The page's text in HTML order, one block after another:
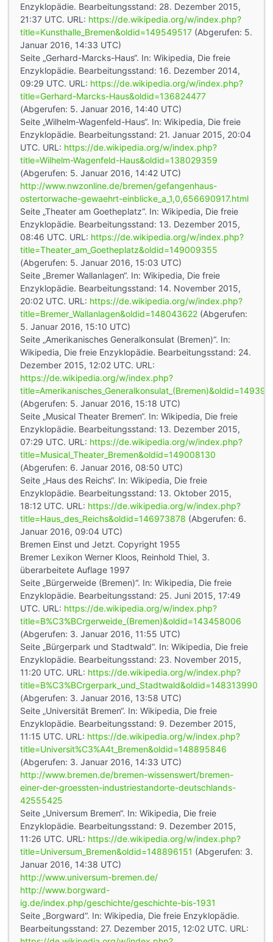
Enzyklopädie. Bearbeitungsstand: 28. Dezember 2015,
21:37 UTC. URL: https://de.wikipedia.org/w/index.php?
title=Kunsthalle_Bremen&oldid=149549517 (Abgerufen: 5.
Januar 2016, 14:33 UTC)
Seite „Gerhard-Marcks-Haus“. In: Wikipedia, Die freie
Enzyklopädie. Bearbeitungsstand: 16. Dezember 2014,
09:29 UTC. URL: https://de.wikipedia.org/w/index.php?
title=Gerhard-Marcks-Haus&oldid=136824477
(Abgerufen: 5. Januar 2016, 14:40 UTC)
Seite „Wilhelm-Wagenfeld-Haus“. In: Wikipedia, Die freie
Enzyklopädie. Bearbeitungsstand: 21. Januar 2015, 20:04
UTC. URL: https://de.wikipedia.org/w/index.php?
title=Wilhelm-Wagenfeld-Haus&oldid=138029359
(Abgerufen: 5. Januar 2016, 14:42 UTC)
http://www.nwzonline.de/bremen/gefangenhaus-
ostertorwache-gewaehrt-einblicke_a_1,0,656690917.html
Seite „Theater am Goetheplatz“. In: Wikipedia, Die freie
Enzyklopädie. Bearbeitungsstand: 13. Dezember 2015,
08:46 UTC. URL: https://de.wikipedia.org/w/index.php?
title=Theater_am_Goetheplatz&oldid=149009355
(Abgerufen: 5. Januar 2016, 15:03 UTC)
Seite „Bremer Wallanlagen“. In: Wikipedia, Die freie
Enzyklopädie. Bearbeitungsstand: 14. November 2015,
20:02 UTC. URL: https://de.wikipedia.org/w/index.php?
title=Bremer_Wallanlagen&oldid=148043622 (Abgerufen:
5. Januar 2016, 15:10 UTC)
Seite „Amerikanisches Generalkonsulat (Bremen)“. In:
Wikipedia, Die freie Enzyklopädie. Bearbeitungsstand: 24.
Dezember 2015, 12:02 UTC. URL:
https://de.wikipedia.org/w/index.php?
(Abgerufen: 5. Januar 2016, 15:18 UTC)
Seite „Musical Theater Bremen“. In: Wikipedia, Die freie
Enzyklopädie. Bearbeitungsstand: 13. Dezember 2015,
07:29 UTC. URL: https://de.wikipedia.org/w/index.php?
title=Musical_Theater_Bremen&oldid=149008130
(Abgerufen: 6. Januar 2016, 08:50 UTC)
Seite „Haus des Reichs“. In: Wikipedia, Die freie
Enzyklopädie. Bearbeitungsstand: 13. Oktober 2015,
18:12 UTC. URL: https://de.wikipedia.org/w/index.php?
title=Haus_des_Reichs&oldid=146973878 (Abgerufen: 6.
Januar 2016, 09:04 UTC)
Bremen Einst und Jetzt. Copyright 1955
Bremer Lexikon Werner Kloos, Reinhold Thiel, 3.
überarbeitete Auflage 1997
Seite „Bürgerweide (Bremen)“. In: Wikipedia, Die freie
Enzyklopädie. Bearbeitungsstand: 25. Juni 2015, 17:49
UTC. URL: https://de.wikipedia.org/w/index.php?
title=B%C3%BCrgerweide_(Bremen)&oldid=143458006
(Abgerufen: 3. Januar 2016, 11:55 UTC)
Seite „Bürgerpark und Stadtwald“. In: Wikipedia, Die freie
Enzyklopädie. Bearbeitungsstand: 23. November 2015,
11:20 UTC. URL: https://de.wikipedia.org/w/index.php?
title=B%C3%BCrgerpark_und_Stadtwald&oldid=148313990
(Abgerufen: 3. Januar 2016, 13:58 UTC)
Seite „Universität Bremen“. In: Wikipedia, Die freie
Enzyklopädie. Bearbeitungsstand: 9. Dezember 2015,
11:15 UTC. URL: https://de.wikipedia.org/w/index.php?
title=Universit%C3%A4t_Bremen&oldid=148895846
(Abgerufen: 3. Januar 2016, 14:33 UTC)
http://www.bremen.de/bremen-wissenswert/bremen-
einer-der-groessten-industriestandorte-deutschlands-
42555425
Seite „Universum Bremen“. In: Wikipedia, Die freie
Enzyklopädie. Bearbeitungsstand: 9. Dezember 2015,
11:26 UTC. URL: https://de.wikipedia.org/w/index.php?
title=Universum_Bremen&oldid=148896151 (Abgerufen: 3.
Januar 2016, 14:38 UTC)
http://www.universum-bremen.de/
http://www.borgward-
ig.de/index.php/geschichte/geschichte-bis-1931
Seite „Borgward“. In: Wikipedia, Die freie Enzyklopädie.
Bearbeitungsstand: 27. Dezember 2015, 12:02 UTC. URL: